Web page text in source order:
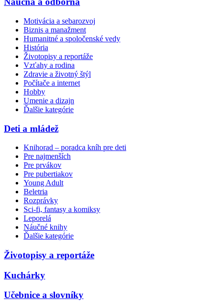
Motivácia a sebarozvoj
Biznis a manažment
Humanitné a spoločenské vedy
História
Životopisy a reportáže
Vzťahy a rodina
Zdravie a životný štýl
Počítače a internet
Hobby
Umenie a dizajn
Ďalšie kategórie
Deti a mládež
Knihorad – poradca kníh pre deti
Pre najmenších
Pre prvákov
Pre pubertiakov
Young Adult
Beletria
Rozprávky
Sci-fi, fantasy a komiksy
Leporelá
Náučné knihy
Ďalšie kategórie
Životopisy a reportáže
Kuchárky
Učebnice a slovníky